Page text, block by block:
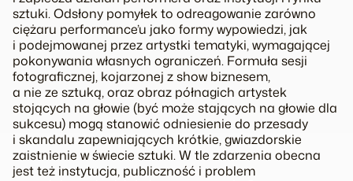
sztuki. Odsłony pomyłek to odreagowanie zarówno
ciężaru performance’u jako formy wypowiedzi, jak
i podejmowanej przez artystki tematyki, wymagającej
pokonywania własnych ograniczeń. Formuła sesji
fotograficznej, kojarzonej z show biznesem,
a nie ze sztuką, oraz obraz półnagich artystek
stojących na głowie (być może stających na głowie dla
sukcesu) mogą stanowić odniesienie do przesady
i skandalu zapewniających krótkie, gwiazdorskie
zaistnienie w świecie sztuki. W tle zdarzenia obecna
jest też instytucja, publiczność i problem